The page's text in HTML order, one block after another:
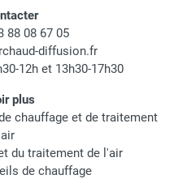
88 08 67 05
diffusion.fr
12h et 13h30-17h30
plus
chauffage et de traitement
du traitement de l'air
de chauffage